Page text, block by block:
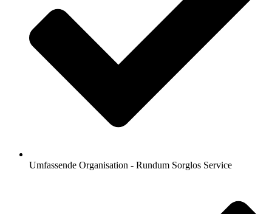
Umfassende Organisation - Rundum Sorglos Service